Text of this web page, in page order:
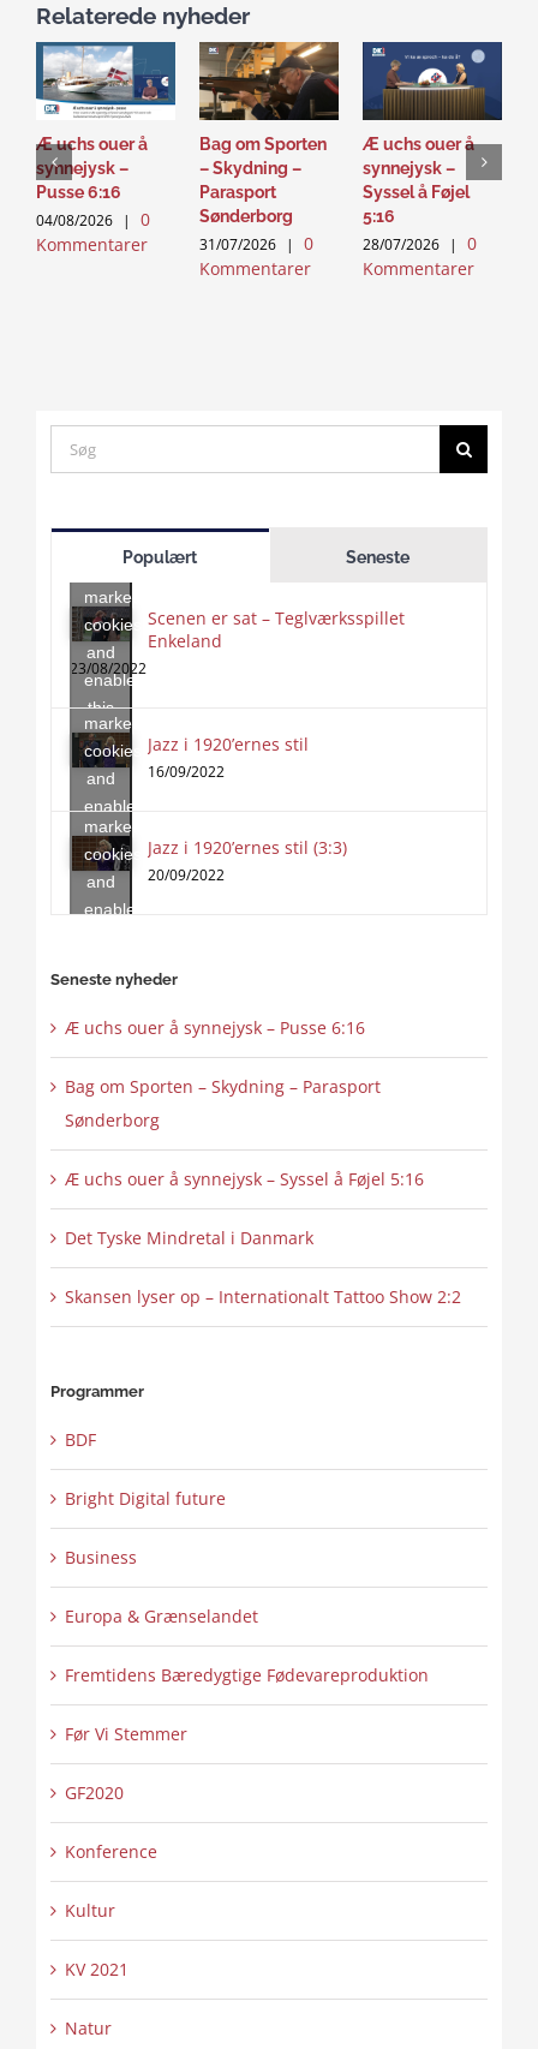
Relaterede nyheder
Æ uchs ouer å
synnejysk –
Pusse 6:16
04/08/2026 |
0
Kommentarer
Bag om Sporten
– Skydning –
Parasport
Sønderborg
31/07/2026 |
0
Kommentarer
Æ uchs ouer å
synnejysk –
Syssel å Føjel
5:16
28/07/2026 |
0
Kommentarer
Search
for:
Populært Seneste
accept
marketing
cookies
and
enable
this
content
Scenen er sat – Teglværksspillet
Enkeland
23/08/2022
Click
to
marketing
cookies
and
enable
this
content
Jazz i 1920’ernes stil
16/09/2022
Click
to
accept
marketing
cookies
and
enable
Jazz i 1920’ernes stil (3:3)
20/09/2022
Seneste nyheder
Æ uchs ouer å synnejysk – Pusse 6:16
Bag om Sporten – Skydning – Parasport
Sønderborg
Æ uchs ouer å synnejysk – Syssel å Føjel 5:16
Det Tyske Mindretal i Danmark
Skansen lyser op – Internationalt Tattoo Show 2:2
Programmer
BDF
Bright Digital future
Business
Europa & Grænselandet
Fremtidens Bæredygtige Fødevareproduktion
Før Vi Stemmer
GF2020
Konference
Kultur
KV 2021
Natur